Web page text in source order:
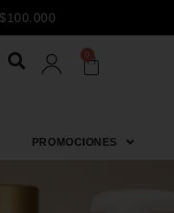
0
PROMOCIONES